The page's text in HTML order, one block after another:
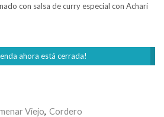
con salsa de curry especial con Achari
ahora está cerrada!
Viejo Cordero